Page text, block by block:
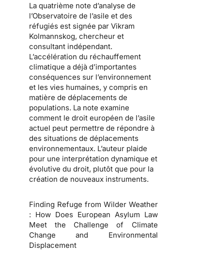
La quatrième note d’analyse de
l’Observatoire de l’asile et des
réfugiés est signée par Vikram
Kolmannskog, chercheur et
consultant indépendant.
L’accélération du réchauffement
climatique a déjà d’importantes
conséquences sur l’environnement
et les vies humaines, y compris en
matière de déplacements de
populations. La note examine
comment le droit européen de l’asile
actuel peut permettre de répondre à
des situations de déplacements
environnementaux. L’auteur plaide
pour une interprétation dynamique et
évolutive du droit, plutôt que pour la
création de nouveaux instruments.
Finding Refuge from Wilder Weather
: How Does European Asylum Law
Meet the Challenge of Climate
Change and Environmental
Displacement